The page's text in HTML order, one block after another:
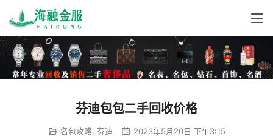
芬迪包包二手回收价格
名包攻略, 芬迪 2023年5月20日 下午3:15